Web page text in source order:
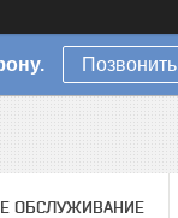
Позвонить
ОБСЛУЖИВАНИЕ